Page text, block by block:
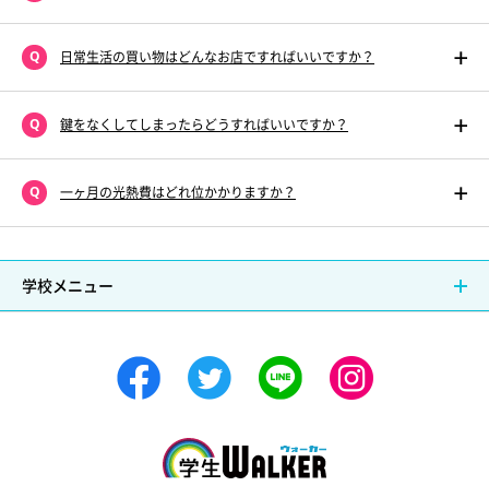
日常生活の買い物はどんなお店ですればいいですか？
鍵をなくしてしまったらどうすればいいですか？
一ヶ月の光熱費はどれ位かかりますか？
学校メニュー